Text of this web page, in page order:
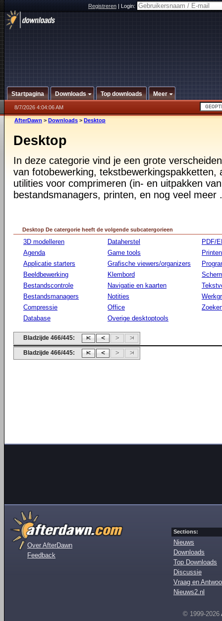
Registreren|Login:
Startpagina Downloads Top downloads Meer
8/7/2026 4:04:06 AM
AfterDawn > Downloads > Desktop
Desktop
In deze categorie vind je een grote
van fotobewerking, tekstbewerkingspakketten,
utilities voor comprimeren (in- en uitpakken
bestandsmanagers, printen, en nog veel meer
Desktop De catergorie heeft de volgende subcatergorieen
3D modelleren
Agenda
Applicatie starters
Beeldbewerking
Bestandscontrole
Bestandsmanagers
Compressie
Database
Dataherstel
Game tools
Grafische viewers/organizers
Klembord
Navigatie en kaarten
Notities
Office
Overige desktoptools
PDF/
Printen
Bladzijde 466/445:
Bladzijde 466/445:
Over AfterDawn
Feedback
Sections:
Nieuws
Downloads
Top Downloads
Discussie
Vraag en
Nieuws2.nl
© 1999-2026